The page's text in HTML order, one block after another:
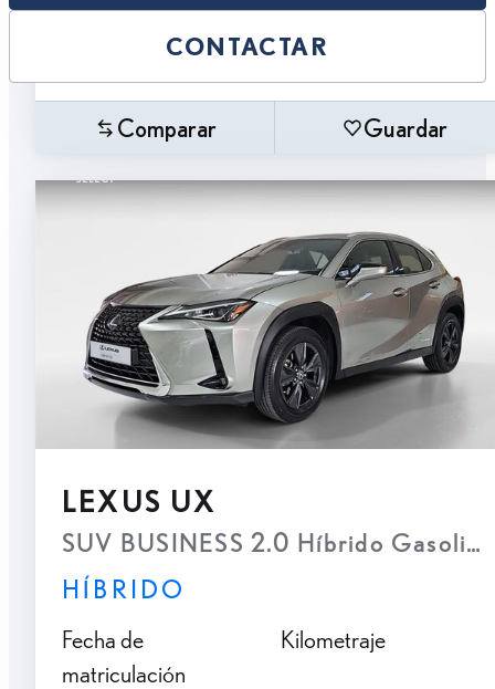
CONTACTAR
Comparar Guardar
LEXUS UX
SUV BUSINESS 2.0 Híbrido
HÍBRIDO
Fecha de
matriculación
Kilometraje